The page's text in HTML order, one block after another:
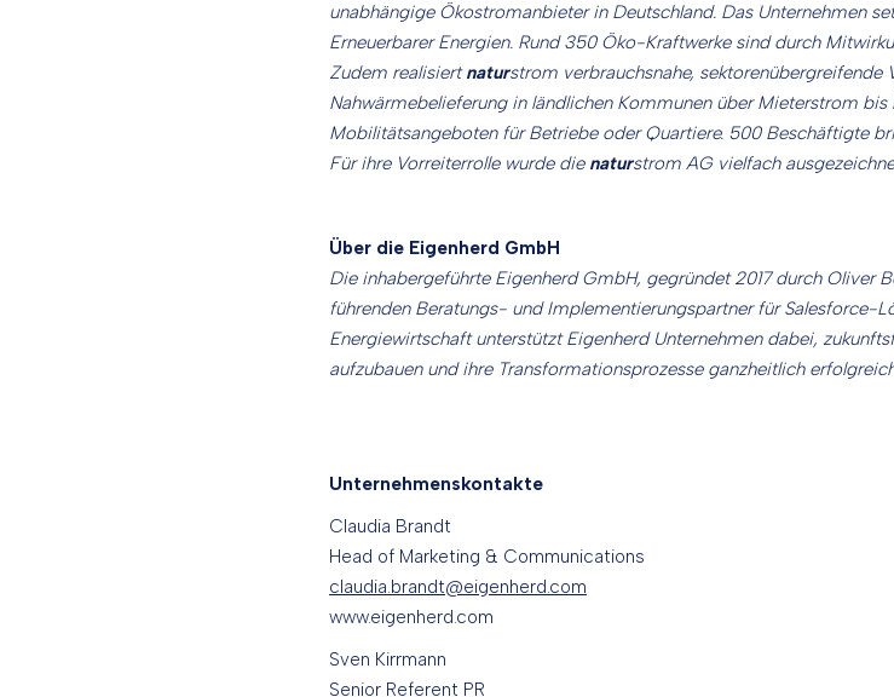
unabhängige Ökostromanbieter in Deutschland. Das Unternehmen
Erneuerbarer Energien. Rund 350 Öko-Kraftwerke sind durch
Zudem realisiertnaturstrom verbrauchsnahe, sektorenübergreifende
Nahwärmebelieferung in ländlichen Kommunen über Mieterstrom
Mobilitätsangeboten für Betriebe oder Quartiere. 500 Beschäftigte
Für ihre Vorreiterrolle wurde die naturstrom AG vielfach
Über die Eigenherd GmbH
Die inhabergeführte Eigenherd GmbH, gegründet 2017 durch Oliver
führenden Beratungs- und Implementierungspartner für Salesforce-
Energiewirtschaft unterstützt Eigenherd Unternehmen dabei,
aufzubauen und ihre Transformationsprozesse ganzheitlich
Unternehmenskontakte
Claudia Brandt
Head of Marketing & Communications
claudia.brandt@eigenherd.com
www.eigenherd.com
Sven Kirrmann
Senior Referent PR